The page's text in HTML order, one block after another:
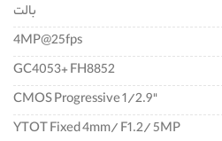
بالت
4MP@25fps
GC4053+ FH8852
"CMOS Progressive 1/2.9
YTOT Fixed 4mm/ F1.2/ 5MP